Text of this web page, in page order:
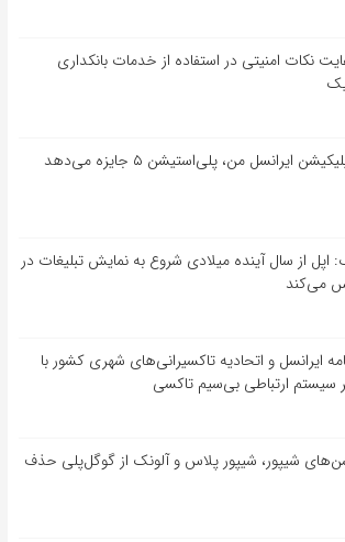
نکات امنیتی در استفاده از خدمات بانکداری
ایرانسل من، پلی‌استیشن ۵ جایزه می‌دهد
اپل از سال آینده میلادی شروع به نمایش تبلیغات در
می‌کند
ایرانسل و اتحادیه تاکسیرانی‌های شهری کشور با
سیستم ارتباطی بی‌سیم تاکسی
شیپور، شیپور پلاس و آلونک از گوگل‌پلی حذف